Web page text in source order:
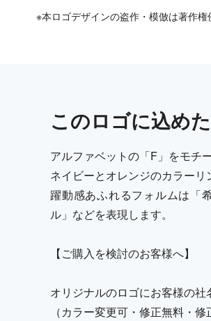
※本ロゴデザインの盗作・模倣は著作権
このロゴに込め
アルファベットの「F」をモチ
ネイビーとオレンジのカラーリ
躍動感あふれるフォルムは「
ル」などを表現します。
【ご購入を検討のお客様へ】
オリジナルのロゴにお客様の社
（カラー変更可・修正無料・修